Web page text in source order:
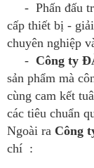
- Phấn đấu
cấp thiết bị -
chuyên nghiệp
- Công ty
sản phẩm mà
cùng cam kết
các tiêu chuẩn
Ngoài ra Công
chí :